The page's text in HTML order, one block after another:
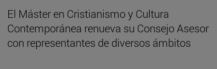
El Máster en Cristianismo y Cultura
Contemporánea renueva su Consejo Asesor
con representantes de diversos ámbitos